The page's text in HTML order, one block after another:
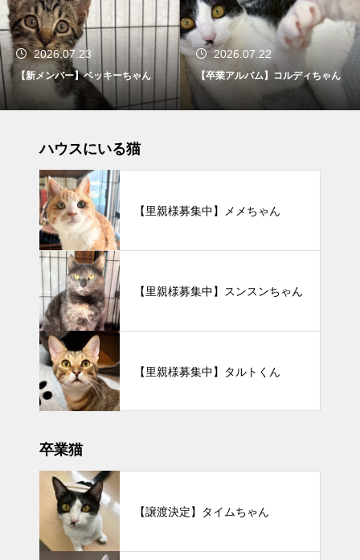
2026.07.23
【新メンバー】ベッキーちゃん
2026.07.22
【卒業アルバム】コルディちゃん
ハウスにいる猫
【里親様募集中】メメちゃん
【里親様募集中】スンスンちゃん
【里親様募集中】タルトくん
卒業猫
【譲渡決定】タイムちゃん